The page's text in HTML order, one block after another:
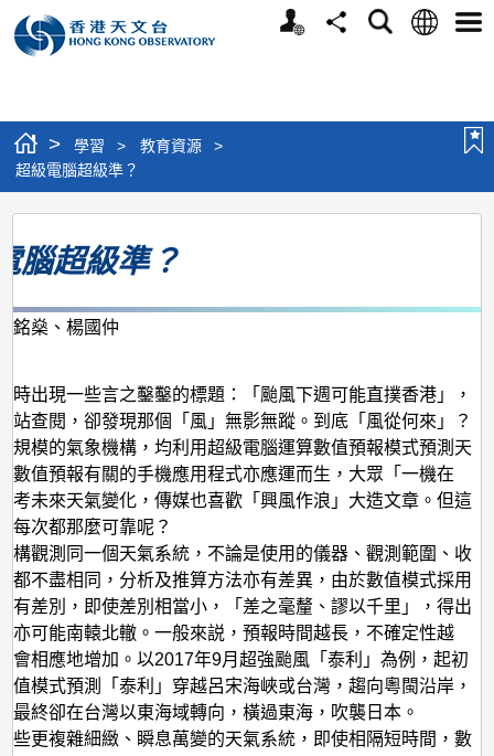
個
分
搜
語
選
> 學習 > 教育資源
>
超級電腦超級準？
超
級
腦
級
準？
腦超級準？
銘燊、楊國仲
時出現一些言之鑿鑿的標題：「颱風下週可能直撲香港」，
站查閱，卻發現那個「風」無影無蹤。到底「風從何來」？
規模的氣象機構，均利用超級電腦運算數值預報模式預測天
數值預報有關的手機應用程式亦應運而生，大眾「一機在
考未來天氣變化，傳媒也喜歡「興風作浪」大造文章。但這
每次都那麼可靠呢？
構觀測同一個天氣系統，不論是使用的儀器、觀測範圍、收
都不盡相同，分析及推算方法亦有差異，由於數值模式採用
有差別，即使差別相當小，「差之毫釐、謬以千里」，得出
亦可能南轅北轍。一般來説，預報時間越長，不確定性越
會相應地增加。以2017年9月超強颱風「泰利」為例，起初
值模式預測「泰利」穿越呂宋海峽或台灣，趨向粵閩沿岸，
最終卻在台灣以東海域轉向，橫過東海，吹襲日本。
些更複雜細緻、瞬息萬變的天氣系統，即使相隔短時間，數